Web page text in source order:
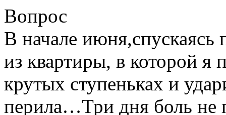
Вопрос
В начале июня,спускаясь
из квартиры, в которой я
крутых ступеньках и
перила…Три дня боль не